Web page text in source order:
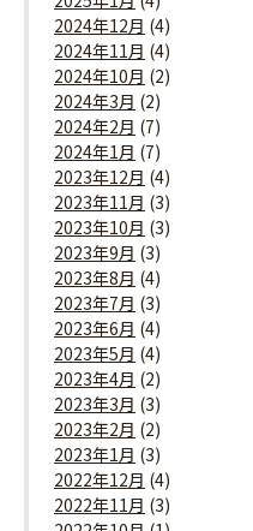
2024年12月 (4)
2024年11月 (4)
2024年10月 (2)
2024年3月 (2)
2024年2月 (7)
2024年1月 (7)
2023年12月 (4)
2023年11月 (3)
2023年10月 (3)
2023年9月 (3)
2023年8月 (4)
2023年7月 (3)
2023年6月 (4)
2023年5月 (4)
2023年4月 (2)
2023年3月 (3)
2023年2月 (2)
2023年1月 (3)
2022年12月 (4)
2022年11月 (3)